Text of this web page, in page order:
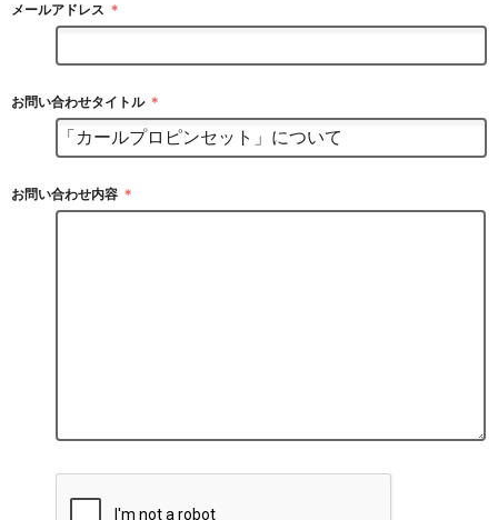
メールアドレス ＊
お問い合わせタイトル ＊
お問い合わせ内容 ＊